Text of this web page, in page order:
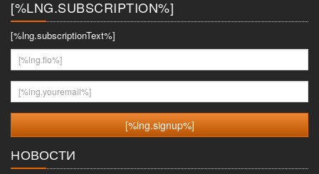
[%LNG.SUBSCRIPTION%]
[%lng.subscriptionText%]
[%lng.fio%]
[%lng.youremail%]
НОВОСТИ